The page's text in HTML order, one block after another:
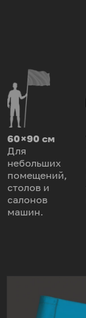
60 × 90 см
Для
небольших
помещений,
столов и
салонов
машин.